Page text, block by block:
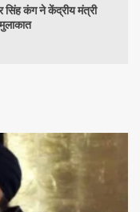
सिंह कंग ने केंद्रीय मंत्री